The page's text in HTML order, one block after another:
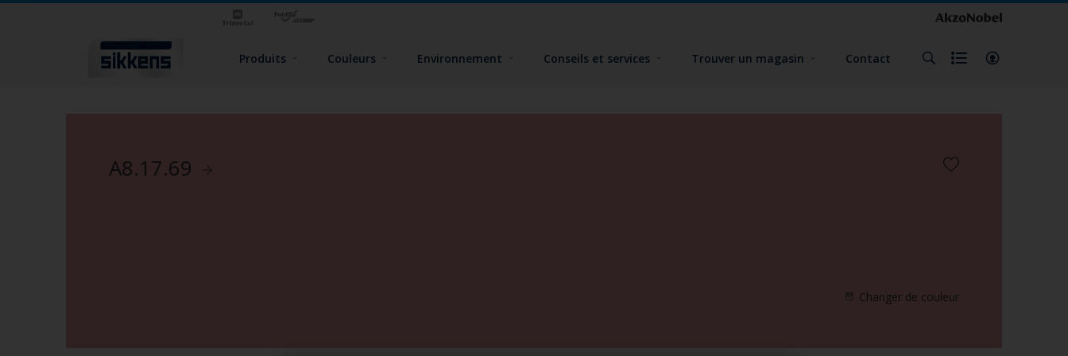
Produits Couleurs Environnement Conseils et services Trouver un magasin Contact
A8.17.69
Changer de couleur